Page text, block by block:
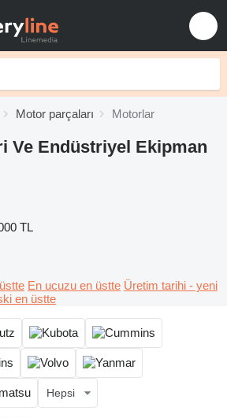
Motor parçaları Motorlar
Ve Endüstriyel Ekipman
TL
En ucuzu en üstte Üretim tarihi - yeni
en üstte
Hepsi